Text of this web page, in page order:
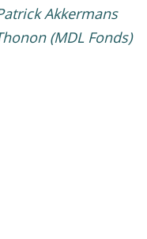
Akkermans
(MDL Fonds)